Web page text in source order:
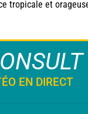
tropicale et
EN DIRECT